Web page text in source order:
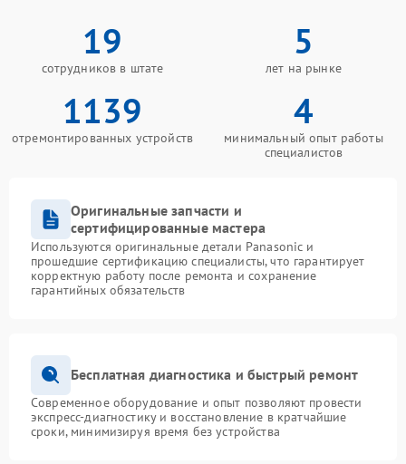
19
сотрудников в штате
5
лет на рынке
1139
отремонтированных устройств
4
минимальный опыт работы
специалистов
Оригинальные запчасти и
сертифицированные мастера
Используются оригинальные детали Panasonic и
прошедшие сертификацию специалисты, что гарантирует
корректную работу после ремонта и сохранение
гарантийных обязательств
Бесплатная диагностика и быстрый ремонт
Современное оборудование и опыт позволяют провести
экспресс-диагностику и восстановление в кратчайшие
сроки, минимизируя время без устройства